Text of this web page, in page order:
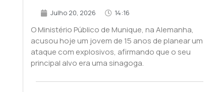
Julho 20, 2026 14:16
O Ministério Público de Munique, na Alemanha,
acusou hoje um jovem de 15 anos de planear um
ataque com explosivos, afirmando que o seu
principal alvo era uma sinagoga.